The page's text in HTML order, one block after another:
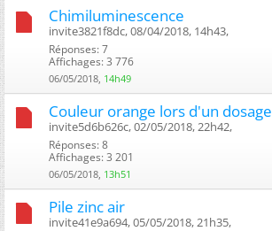
Chimiluminescence
invite3821f8dc, 08/04/2018, 14h43, ‎
Réponses: 7
Affichages: 3 776
06/05/2018, 14h49
Couleur orange lors d'un dosage
invite5d6b626c, 02/05/2018, 22h42, ‎
Réponses: 8
Affichages: 3 201
06/05/2018, 13h51
Pile zinc air
invite41e9a694, 05/05/2018, 21h35, ‎